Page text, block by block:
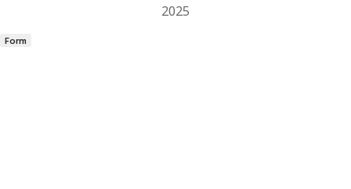
2025
Form